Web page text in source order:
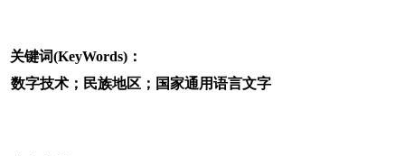
关键词(KeyWords)：
数字技术；民族地区；国家通用语言文字